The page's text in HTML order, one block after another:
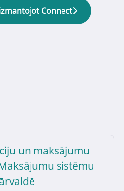
Connect
un maksājumu
sistēmu